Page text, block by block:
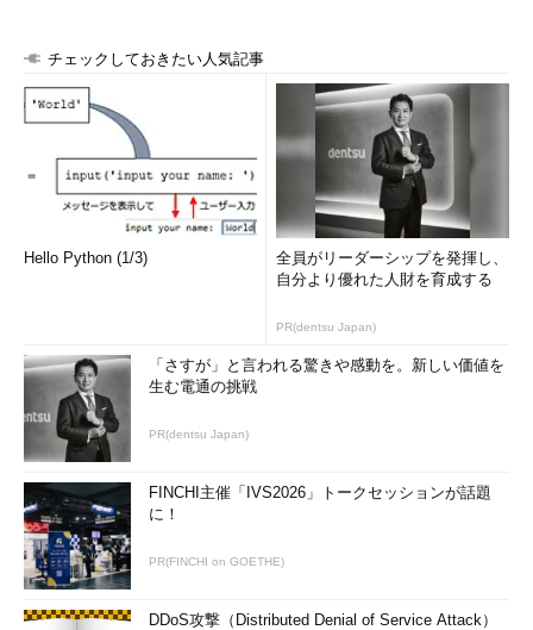
るが、Windows 2000以降のOSでは、「ダ
「CIFS」と呼ばれる、NetBIOSインターフ
ェイスを利用しないファイル共有メカニズ
ムが用意されている。これについては今後の連載で解説するので、ここで
は触れない。
NetBIOS名からIPアドレスへの変換
NetBIOSサービスでは、NetBIOS名が重要な意味を持つ。通信
相手の特定も、利用するサービスも、すべてNetBIOS名で識別し
（とポート番号）が重要な意味を持つし、IPアドレスがなくては
通信することができない。そこでNBTでは、NetBIOS名とIPアド
レスを対応付けるためのメカニズムを用意している。NetBIOSを
使うアプリケーションがNetBIOS名で通信しようとすると、その
NetBIOS名に対応するIPアドレスを求め、TCP/IPプロトコルを使
ってデータを送信するのである。
TCP/IPではコンピュータ名やFQDN
方法がいくつか用意されているように、NBT環境でも、NetBIOS
名からIPアドレスを求める方法はいくつか用意されている。代表
チェックしておきたい人気記事
Hello Python (1/3)
全員がリーダーシップを発揮し、
自分より優れた人財を育成する
PR(dentsu Japan)
「さすが」と言われる驚きや感動を。新しい価値を
生む電通の挑戦
PR(dentsu Japan)
FINCHI主催「IVS2026」トークセッションが話題
に！
PR(FINCHI on GOETHE)
DDoS攻撃（Distributed Denial of Service Attack）